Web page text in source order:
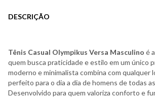
DESCRIÇÃO
Tênis Casual Olympikus Versa Masculino é
quem busca praticidade e estilo em um único
moderno e minimalista combina com qualquer
perfeito para o dia a dia de homens de todas
Desenvolvido para quem valoriza conforto e